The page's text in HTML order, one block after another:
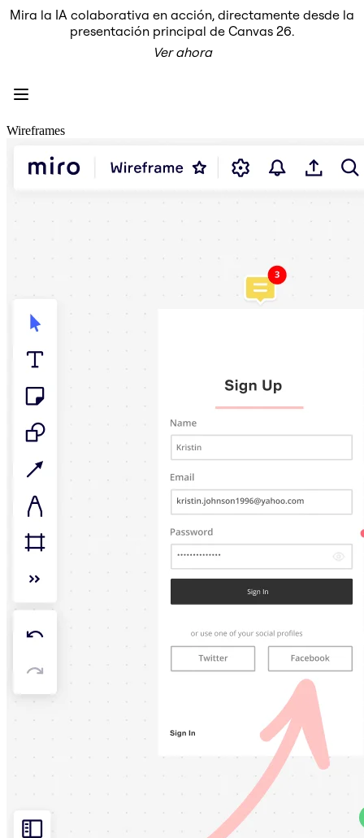
Destacados
Lienzo inteligente™
Servidor MCP
Seguridad
Enterprise Guard
Plataforma para desarrolladores
Diagramas
Kanban
Documentos
Casos de uso
Explora los manuales de IA
Explorar el Miroverse
Lluvia de ideas
Mapas mentales
Mapas conceptuales
Diagramas de flujo
Especializados
Creación de roadmaps
Mapeo de procesos
Diseño técnico y documentación
Prototipos y wireframes
Mapas de recorrido del cliente
Análisis de resultados
Miro Design Workshops
Planificación de objetivos
Diseño organizacional
Soluciones
Startups
Por sector
Mira la IA colaborativa en acción, directamente desde la
presentación principal de Canvas 26.
Ver ahora
Wireframes